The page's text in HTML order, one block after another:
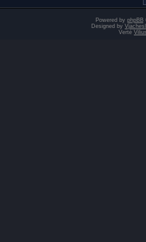
Powered by phpBB
Designed by
Vertė